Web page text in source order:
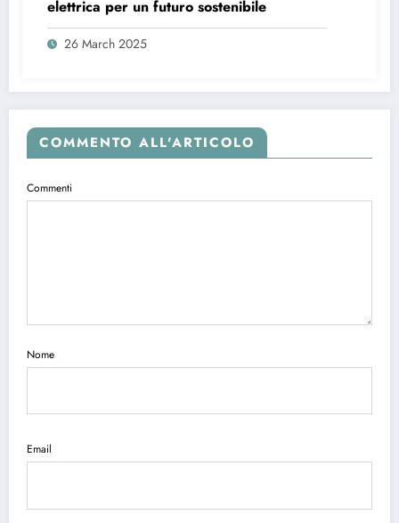
elettrica per un futuro sostenibile
26 March 2025
COMMENTO ALL'ARTICOLO
Commenti
Nome
Email